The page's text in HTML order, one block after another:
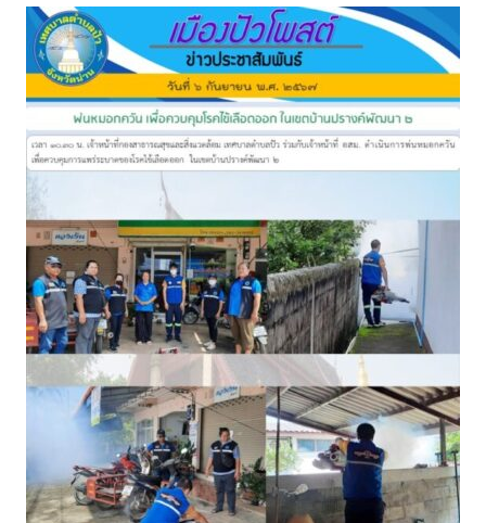
กองช่าง
กองยุทธศาสตร์และงบประมาณ
กองสาธารณสุขฯ
การเปิดเผยข้อมูลข่าวสารปี 2566 integrity transparency
assessment ITA2023
ข้อกำหนดการใช้งาน
ข้อมูลประชากร
ข้อมูลพื้นฐานของศูนย์บริการนักท่องเที่ยว เทศบาลตำบลปัว
ขั้นตอนการขอรับบริการ
งบแสดงฐานะการคลัง